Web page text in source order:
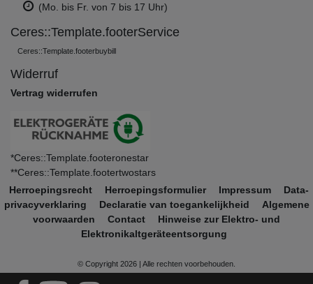
(Mo. bis Fr. von 7 bis 17 Uhr)
Ceres::Template.footerService
Ceres::Template.footerbuybill
Widerruf
Vertrag widerrufen
*Ceres::Template.footeronestar
**Ceres::Template.footertwostars
Herroepings­recht
Herroepings­formulier Impressum
Data­
privacy­verklaring
Declaratie van toegankelijkheid
Algemene
voorwaarden
Contact
Hinweise zur Elektro- und
Elektronikaltgeräteentsorgung
© Copyright 2026 | Alle rechten voorbehouden.